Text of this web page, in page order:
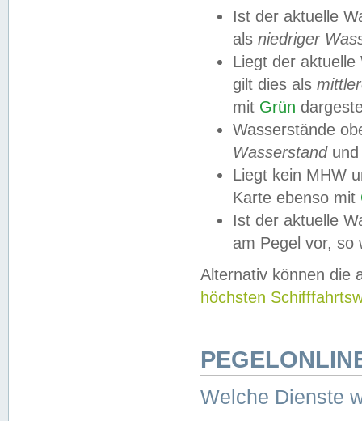
Ist der aktuelle
als niedriger
Liegt der
gilt dies als
mit Grün
Wasserstände
Wasserstandund
Liegt kein MHW
Karte ebenso mit
Ist der aktuelle
am Pegel vor,
Alternativ können die
höchsten
Welche Dienste